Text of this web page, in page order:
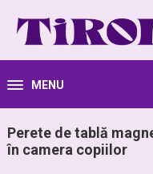
MENU
Perete de tablă
în camera copiilor